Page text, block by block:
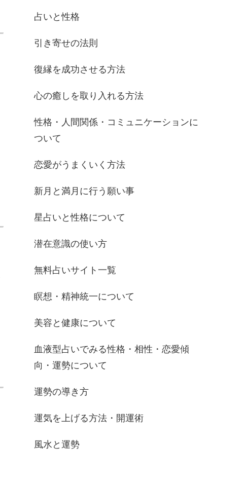
占いと性格
引き寄せの法則
復縁を成功させる方法
心の癒しを取り入れる方法
性格・人間関係・コミュニケーションに
ついて
恋愛がうまくいく方法
新月と満月に行う願い事
星占いと性格について
潜在意識の使い方
無料占いサイト一覧
瞑想・精神統一について
美容と健康について
血液型占いでみる性格・相性・恋愛傾
向・運勢について
運勢の導き方
運気を上げる方法・開運術
風水と運勢